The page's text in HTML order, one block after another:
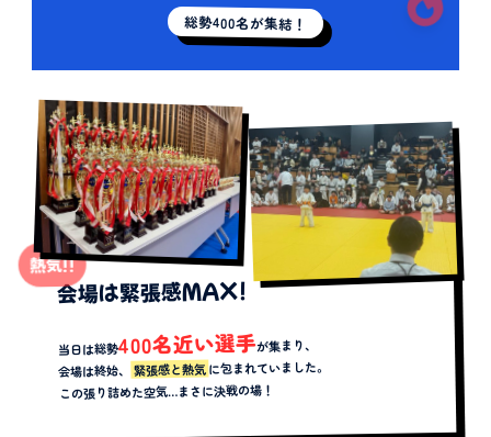
総勢400名が集結！
熱気!!
会場は緊張感MAX!
当日は総勢400名近い選手が集まり、
会場は終始、 緊張感と熱気に包まれていました。
この張り詰めた空気…まさに決戦の場！